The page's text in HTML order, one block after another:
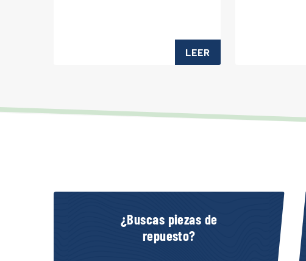
LEER
¿Buscas piezas de
repuesto?